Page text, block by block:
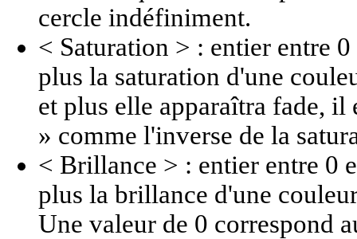
cercle indéfiniment.
< Saturation > : entier entre
plus la saturation d'une
et plus elle apparaîtra fade,
» comme l'inverse de la
< Brillance > : entier entre 0
plus la brillance d'une
Une valeur de 0 correspond